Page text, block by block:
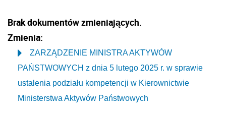
Brak dokumentów zmieniających.
Zmienia:
ZARZĄDZENIE MINISTRA AKTYWÓW
PAŃSTWOWYCH z dnia 5 lutego 2025 r. w sprawie
ustalenia podziału kompetencji w Kierownictwie
Ministerstwa Aktywów Państwowych